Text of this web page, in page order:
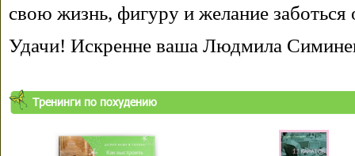
свою жизнь, фигуру и желание заботься
Удачи! Искренне ваша Людмила
Тренинги по похудению